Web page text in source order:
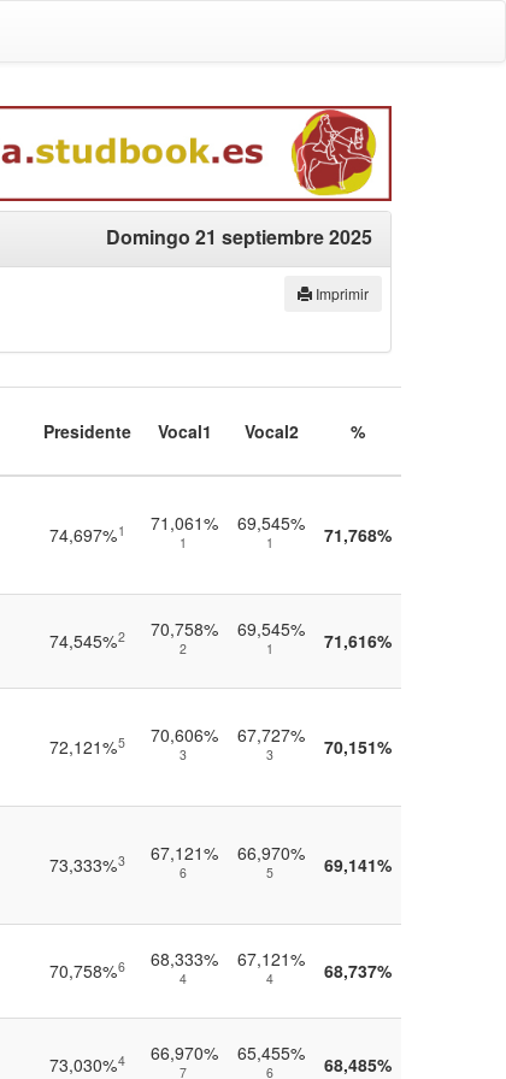
Domingo 21 septiembre 2025
Imprimir
Presidente Vocal1 Vocal2 %
74,697%1 71,061%
1
69,545%
1 71,768%
74,545%2 70,758%
2
69,545%
1 71,616%
72,121%5 70,606%
3
67,727%
3 70,151%
73,333%3 67,121%
6
66,970%
5 69,141%
70,758%6 68,333%
4
67,121%
4 68,737%
73,030%4 66,970%
7
65,455%
6 68,485%